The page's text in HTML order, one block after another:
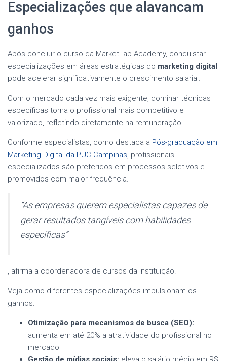
Especializações que alavancam
ganhos
Após concluir o curso da MarketLab Academy, conquistar
especializações em áreas estratégicas do marketing digital
pode acelerar significativamente o crescimento salarial.
Com o mercado cada vez mais exigente, dominar técnicas
específicas torna o profissional mais competitivo e
valorizado, refletindo diretamente na remuneração.
Conforme especialistas, como destaca a Pós-graduação em
Marketing Digital da PUC Campinas, profissionais
especializados são preferidos em processos seletivos e
promovidos com maior frequência.
“As empresas querem especialistas capazes de
gerar resultados tangíveis com habilidades
específicas”
, afirma a coordenadora de cursos da instituição.
Veja como diferentes especializações impulsionam os
ganhos:
Otimização para mecanismos de busca (SEO):
aumenta em até 20% a atratividade do profissional no
mercado